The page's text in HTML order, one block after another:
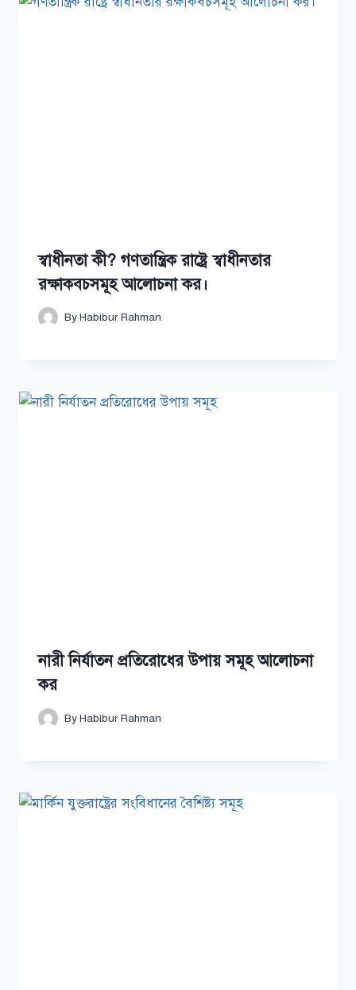
স্বাধীনতা কী? গণতান্ত্রিক রাষ্ট্রে স্বাধীনতার
রক্ষাকবচসমূহ আলোচনা কর।
ByHabibur Rahman
নারী নির্যাতন প্রতিরোধের উপায় সমূহ আলোচনা
কর
ByHabibur Rahman